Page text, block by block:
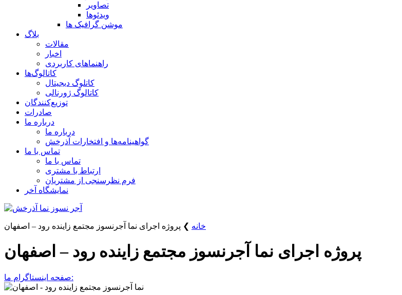
تصاویر
ویدئوها
موشن گرافیک ها
بلاگ
مقالات
اخبار
راهنماهای کاربردی
کاتالوگ‌ها
کاتلوگ دیجیتال
کاتالوگ ژورنالی
توزیع‌کنندگان
صادرات
درباره ما
درباره ما
گواهینامه‌ها و افتخارات آذرخش
تماس با ما
تماس با ما
ارتباط با مشتری
فرم نظرسنجی از مشتریان
نمایشگاه‌ آخر
خانه ❯ پروژه اجرای نما آجرنسوز مجتمع زاینده رود – اصفهان
پروژه اجرای نما آجرنسوز مجتمع زاینده رود – اصفهان
صفحه اینستاگرام ما: